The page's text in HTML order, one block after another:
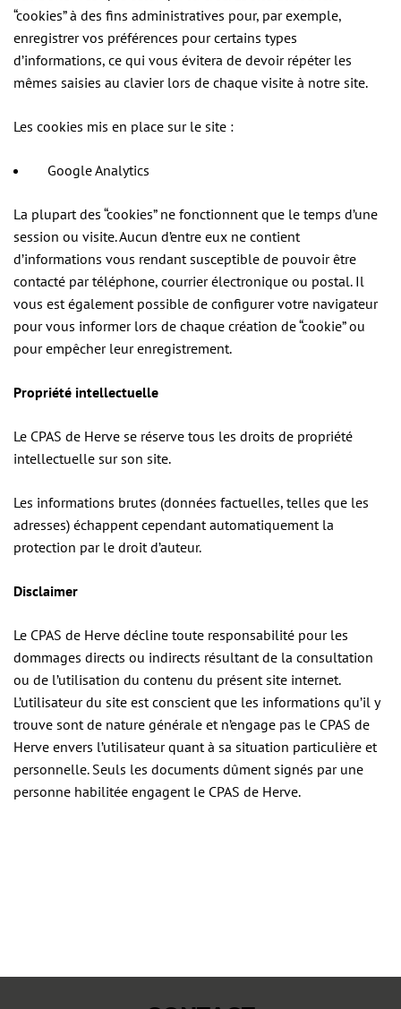
“cookies” à des fins administratives pour, par exemple,
enregistrer vos préférences pour certains types
d’informations, ce qui vous évitera de devoir répéter les
mêmes saisies au clavier lors de chaque visite à notre site.
Les cookies mis en place sur le site :
Google Analytics
La plupart des “cookies” ne fonctionnent que le temps d’une
session ou visite. Aucun d’entre eux ne contient
d’informations vous rendant susceptible de pouvoir être
contacté par téléphone, courrier électronique ou postal. Il
vous est également possible de configurer votre navigateur
pour vous informer lors de chaque création de “cookie” ou
pour empêcher leur enregistrement.
Propriété intellectuelle
Le CPAS de Herve se réserve tous les droits de propriété
intellectuelle sur son site.
Les informations brutes (données factuelles, telles que les
adresses) échappent cependant automatiquement la
protection par le droit d’auteur.
Disclaimer
Le CPAS de Herve décline toute responsabilité pour les
dommages directs ou indirects résultant de la consultation
ou de l’utilisation du contenu du présent site internet.
L’utilisateur du site est conscient que les informations qu’il y
trouve sont de nature générale et n’engage pas le CPAS de
Herve envers l’utilisateur quant à sa situation particulière et
personnelle. Seuls les documents dûment signés par une
personne habilitée engagent le CPAS de Herve.